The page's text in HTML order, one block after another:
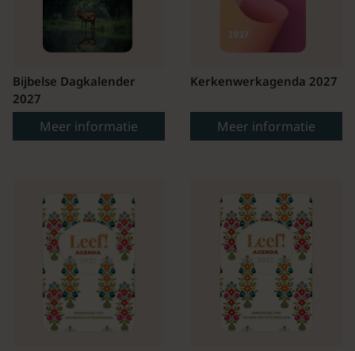
Bijbelse Dagkalender
2027
Meer informatie
Kerkenwerkagenda 2027
Meer informatie